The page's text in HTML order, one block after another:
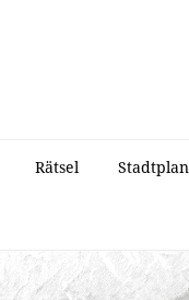
Rätsel Stadtplan